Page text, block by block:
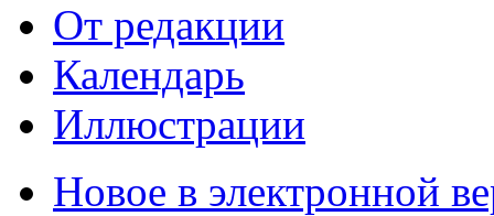
От редакции
Календарь
Иллюстрации
Новое в электронной